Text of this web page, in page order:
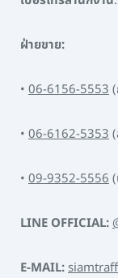
ฝ่ายขาย:
• 06-6156-5553
• 06-6162-5353
• 09-9352-5556
LINE OFFICIAL:
E-MAIL: